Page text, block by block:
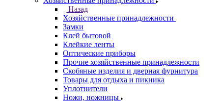
Назад
Хозяйственные принадлежности
Замки
Клей бытовой
Клейкие ленты
Оптические приборы
Прочие хозяйственные принадлежности
Скобяные изделия и дверная фурнитура
Товары для отдыха и пикника
Уплотнители
Ножи, ножницы